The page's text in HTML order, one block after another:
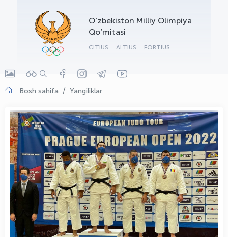
O‘zbekiston Milliy Olimpiya
Qo‘mitasi
CITIUS ALTIUS FORTIUS
Bosh sahifa Yangiliklar
OLYMPCHIK AI - yordamchi
Onlayn · olympic.uz